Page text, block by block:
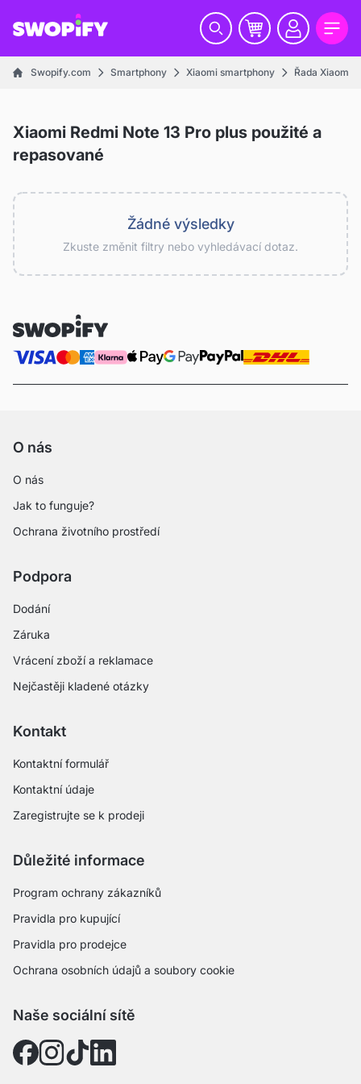
Swopify.com Smartphony Xiaomi smartphony Řada Xiaomi
Xiaomi Redmi Note 13 Pro plus použité a
repasované
Žádné výsledky
Zkuste změnit filtry nebo vyhledávací dotaz.
O nás
O nás
Jak to funguje?
Ochrana životního prostředí
Podpora
Dodání
Záruka
Vrácení zboží a reklamace
Nejčastěji kladené otázky
Kontakt
Kontaktní formulář
Kontaktní údaje
Zaregistrujte se k prodeji
Důležité informace
Program ochrany zákazníků
Pravidla pro kupující
Pravidla pro prodejce
Ochrana osobních údajů a soubory cookie
Naše sociální sítě